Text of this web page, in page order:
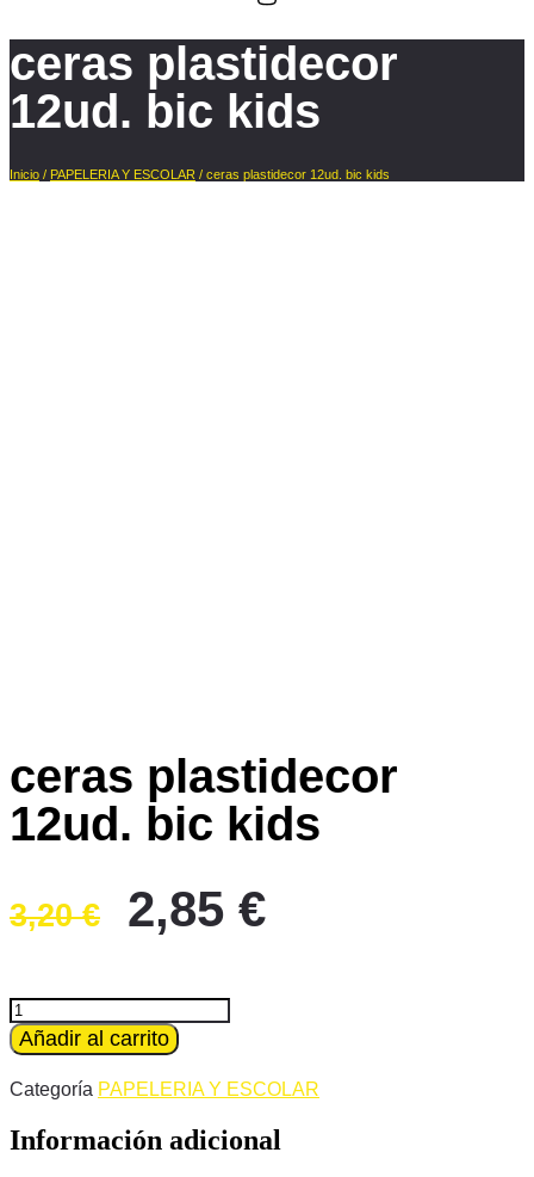
ceras plastidecor
12ud. bic kids
Inicio / PAPELERIA Y ESCOLAR / ceras plastidecor 12ud. bic kids
ceras plastidecor
12ud. bic kids
3,20€
El
precio
era:
3,20 €.
2,85 €El
ceras
plastidecor
12ud.
kids
Añadir al carrito
Categoría PAPELERIA Y ESCOLAR
Información adicional